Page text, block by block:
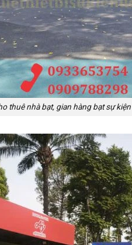
thuê nhà bạt, gian hàng bạt sự